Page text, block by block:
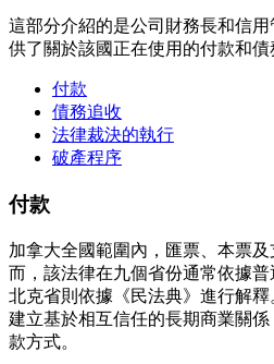
這部分介紹的是公司財務長和信
供了關於該國正在使用的付款和債
付款
債務追收
法律裁決的執行
破產程序
付款
加拿大全國範圍內，匯票、本票
而，該法律在九個省份通常依據
北克省則依據《民法典》進行解
建立基於相互信任的長期商業關
款方式。